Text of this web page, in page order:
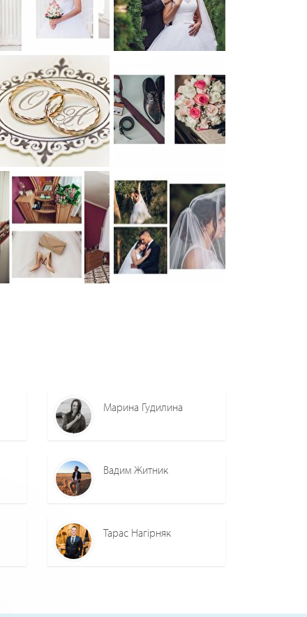
0 0 0
Марина Гудилина
Вадим Житник
Тарас Нагірняк